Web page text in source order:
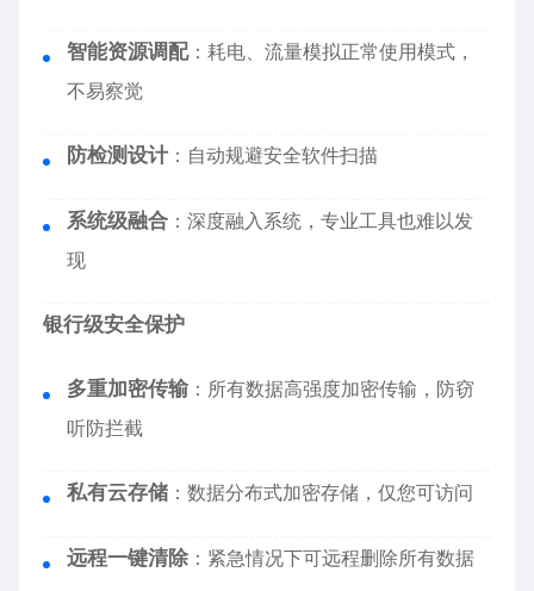
智能资源调配：耗电、流量模拟正常使用模式，
不易察觉
防检测设计 ：自动规避安全软件扫描
系统级融合 ：深度融入系统，专业工具也难以发
现
银行级安全保护
多重加密传输 ：所有数据高强度加密传输，防窃
听防拦截
私有云存储 ：数据分布式加密存储，仅您可访问
远程一键清除 ：紧急情况下可远程删除所有数据